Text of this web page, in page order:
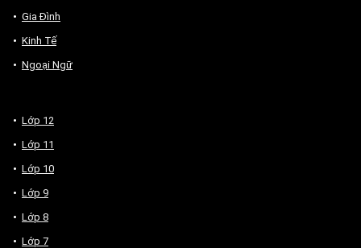
Gia Đình
Kinh Tế
Ngoại Ngữ
Lớp 12
Lớp 11
Lớp 10
Lớp 9
Lớp 8
Lớp 7